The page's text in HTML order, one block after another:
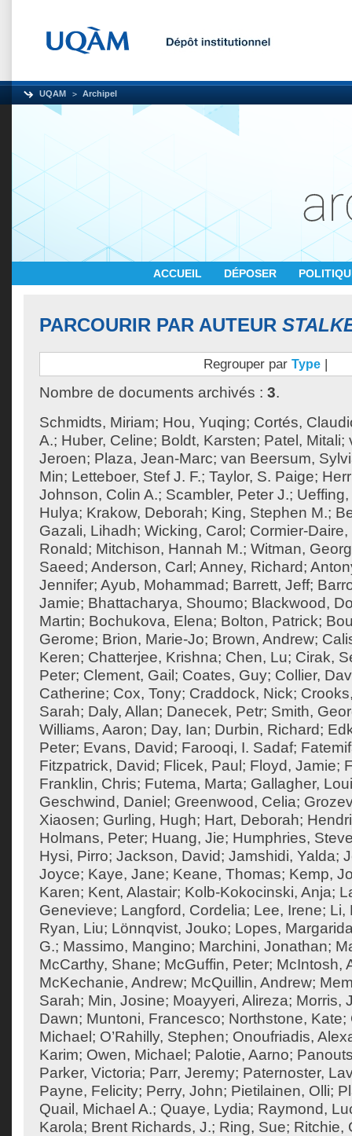
UQAM Archipel
ACCUEIL DÉPOSER
PARCOURIR PAR AUTEUR
Regrouper par Type |
Nombre de documents archivés : 3.
Schmidts, Miriam; Hou, Yuqing; Cortés,
A.; Huber, Celine; Boldt, Karsten; Patel, Mitali;
Jeroen; Plaza, Jean-Marc; van Beersum,
Min; Letteboer, Stef J. F.; Taylor, S. Paige;
Johnson, Colin A.; Scambler, Peter J.;
Hulya; Krakow, Deborah; King, Stephen M.;
Gazali, Lihadh; Wicking, Carol ; Cormier-Daire,
Ronald; Mitchison, Hannah M.; Witman,
Saeed; Anderson, Carl ; Anney, Richard;
Jennifer; Ayub, Mohammad; Barrett, Jeff;
Jamie; Bhattacharya, Shoumo; Blackwood,
Martin; Bochukova, Elena; Bolton, Patrick;
Gerome; Brion, Marie-Jo; Brown, Andrew;
Keren; Chatterjee, Krishna; Chen, Lu; Cirak,
Peter; Clement, Gail ; Coates, Guy; Collier,
Catherine; Cox, Tony; Craddock, Nick;
Sarah; Daly, Allan; Danecek, Petr; Smith,
Williams, Aaron; Day, Ian; Durbin, Richard;
Peter; Evans, David; Farooqi, I. Sadaf;
Fitzpatrick, David; Flicek, Paul ; Floyd, Jamie;
Franklin, Chris; Futema, Marta; Gallagher,
Geschwind, Daniel ; Greenwood, Celia;
Xiaosen; Gurling, Hugh; Hart, Deborah;
Holmans, Peter; Huang, Jie; Humphries,
Hysi, Pirro; Jackson, David; Jamshidi, Yalda;
Joyce; Kaye, Jane; Keane, Thomas; Kemp,
Karen; Kent, Alastair; Kolb-Kokocinski, Anja;
Genevieve; Langford, Cordelia; Lee, Irene; Li,
Ryan, Liu; Lönnqvist, Jouko; Lopes,
G.; Massimo, Mangino; Marchini, Jonathan;
McCarthy, Shane; McGuffin, Peter; McIntosh,
McKechanie, Andrew; McQuillin, Andrew;
Sarah; Min, Josine; Moayyeri, Alireza; Morris,
Dawn; Muntoni, Francesco; Northstone, Kate;
Michael ; O’Rahilly, Stephen; Onoufriadis,
Karim; Owen, Michael ; Palotie, Aarno;
Parker, Victoria; Parr, Jeremy; Paternoster,
Payne, Felicity; Perry, John; Pietilainen, Olli;
Quail, Michael A.; Quaye, Lydia; Raymond,
Karola; Brent Richards, J.; Ring, Sue; Ritchie,